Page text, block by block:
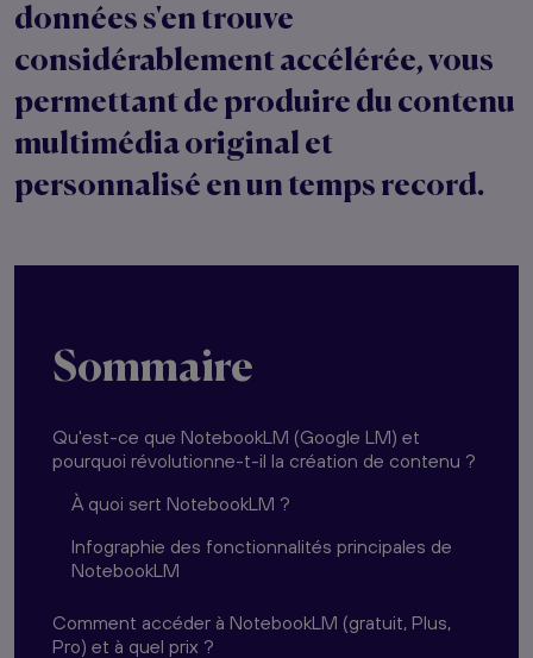
données s'en trouve
considérablement accélérée, vous
permettant de produire du contenu
multimédia original et
personnalisé en un temps record.
Sommaire
Qu'est-ce que NotebookLM (Google LM) et
pourquoi révolutionne-t-il la création de contenu ?
À quoi sert NotebookLM ?
Infographie des fonctionnalités principales de
NotebookLM
Comment accéder à NotebookLM (gratuit, Plus,
Pro) et à quel prix ?